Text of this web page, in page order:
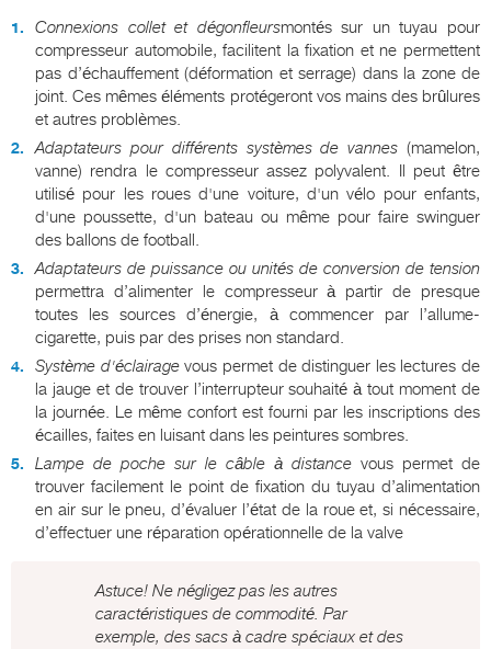
Connexions collet et dégonfleursmontés sur un tuyau pour
compresseur automobile, facilitent la fixation et ne permettent
pas d’échauffement (déformation et serrage) dans la zone de
joint. Ces mêmes éléments protégeront vos mains des brûlures
et autres problèmes.
Adaptateurs pour différents systèmes de vannes (mamelon,
vanne) rendra le compresseur assez polyvalent. Il peut être
utilisé pour les roues d'une voiture, d'un vélo pour enfants,
d'une poussette, d'un bateau ou même pour faire swinguer
des ballons de football.
Adaptateurs de puissance ou unités de conversion de tension
permettra d’alimenter le compresseur à partir de presque
toutes les sources d’énergie, à commencer par l’allume-
cigarette, puis par des prises non standard.
Système d'éclairagevous permet de distinguer les lectures de
la jauge et de trouver l’interrupteur souhaité à tout moment de
la journée. Le même confort est fourni par les inscriptions des
écailles, faites en luisant dans les peintures sombres.
Lampe de poche sur le câble à distance vous permet de
trouver facilement le point de fixation du tuyau d’alimentation
en air sur le pneu, d’évaluer l’état de la roue et, si nécessaire,
d’effectuer une réparation opérationnelle de la valve
Astuce! Ne négligez pas les autres
caractéristiques de commodité. Par
exemple, des sacs à cadre spéciaux et des